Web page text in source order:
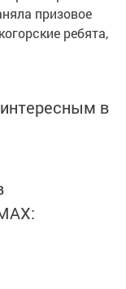
призовое
ребята,
в